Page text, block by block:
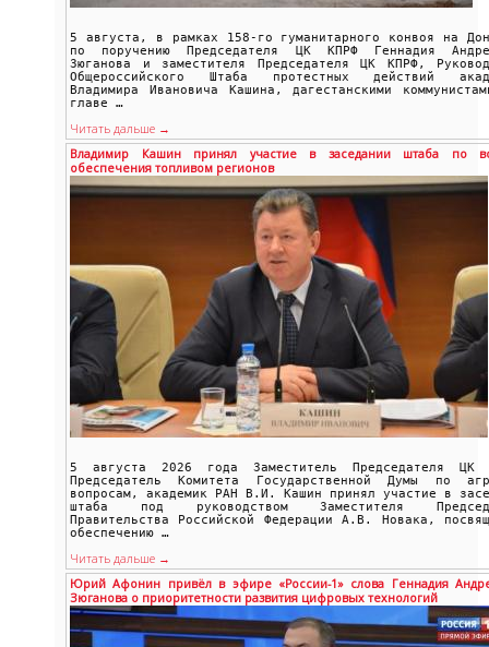
5 августа, в рамках 158‑го гуманитарного конвоя на
по поручению Председателя ЦК КПРФ Геннадия
Зюганова и заместителя Председателя ЦК КПРФ,
Общероссийского Штаба протестных действий
Владимира Ивановича Кашина, дагестанскими
главе …
Читать дальше →
Владимир Кашин принял участие в заседании штаба по
обеспечения топливом регионов
5 августа 2026 года Заместитель Председателя ЦК
Председатель Комитета Государственной Думы по
вопросам, академик РАН В.И. Кашин принял участие в
штаба под руководством Заместителя
Правительства Российской Федерации А.В. Новака,
обеспечению …
Читать дальше →
Юрий Афонин привёл в эфире «России-1» слова Геннадия
Зюганова о приоритетности развития цифровых технологий